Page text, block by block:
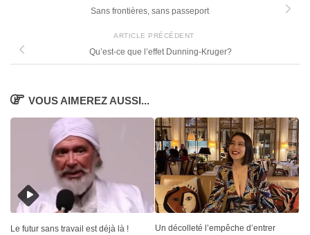
Sans frontières, sans passeport
ARTICLE PRÉCÉDENT
Qu’est-ce que l’effet Dunning-Kruger?
VOUS AIMEREZ AUSSI...
Le futur sans travail est déjà là !
Un décolleté l’empêche d’entrer